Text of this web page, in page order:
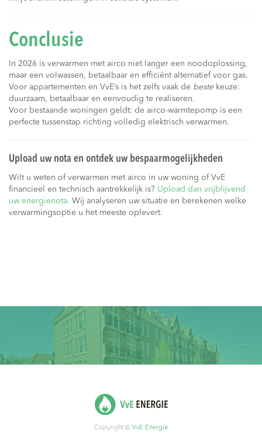
Conclusie
In 2026 is verwarmen met airco niet langer een noodoplossing,
maar een volwassen, betaalbaar en efficiënt alternatief voor gas.
Voor appartementen en VvE’s is het zelfs vaak de bestekeuze:
duurzaam, betaalbaar en eenvoudig te realiseren.
Voor bestaande woningen geldt: de airco-warmtepomp is een
perfecte tussenstap richting volledig elektrisch verwarmen.
Upload uw nota en ontdek uw bespaarmogelijkheden
Wilt u weten of verwarmen met airco in uw woning of VvE
financieel en technisch aantrekkelijk is? Upload dan vrijblijvend
uw energienota. Wij analyseren uw situatie en berekenen welke
verwarmingsoptie u het meeste oplevert.
Copyright © VvE Energie